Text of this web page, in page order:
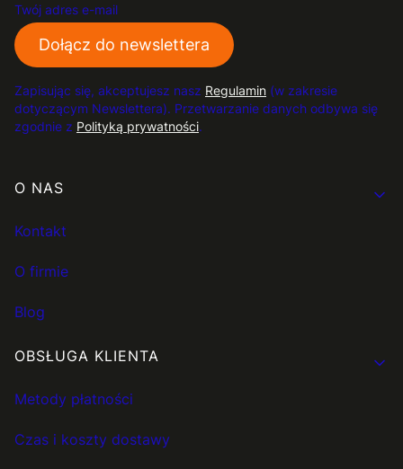
Twój adres e-mail
Dołącz do newslettera
Zapisując się, akceptujesz nasz Regulamin (w zakresie
dotyczącym Newslettera). Przetwarzanie danych odbywa się
zgodnie z Polityką prywatności.
Linki w stopce
O NAS
Kontakt
O firmie
Blog
OBSŁUGA KLIENTA
Metody płatności
Czas i koszty dostawy